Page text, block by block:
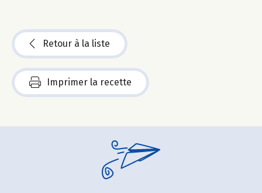
Retour à la liste
Imprimer la recette